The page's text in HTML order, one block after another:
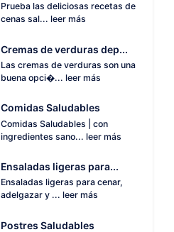
Prueba las deliciosas recetas de
cenas sal... leer más
Cremas de verduras dep...
Las cremas de verduras son una
buena opci�... leer más
Comidas Saludables
Comidas Saludables | con
ingredientes sano... leer más
Ensaladas ligeras para...
Ensaladas ligeras para cenar,
adelgazar y ... leer más
Postres Saludables